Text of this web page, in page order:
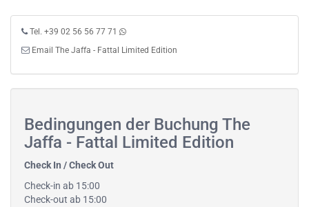
Tel. +39 02 56 56 77 71
Email The Jaffa - Fattal Limited Edition
Bedingungen der Buchung The
Jaffa - Fattal Limited Edition
Check In / Check Out
Check-in ab 15:00
Check-out ab 15:00